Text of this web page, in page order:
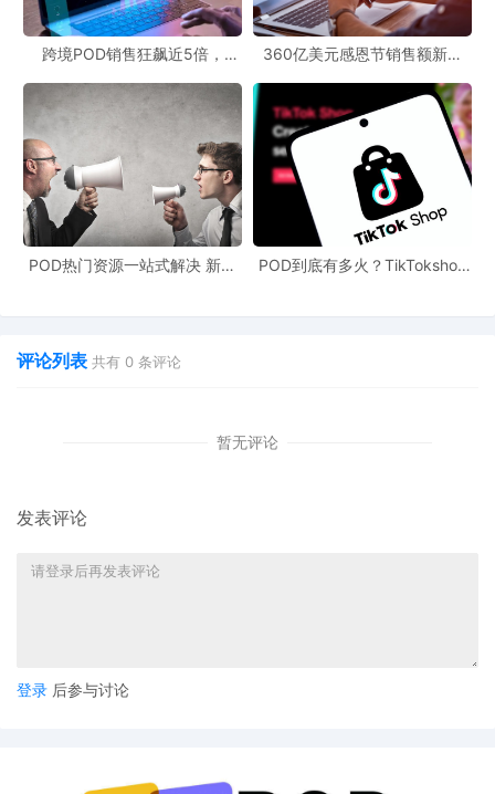
跨境POD销售狂飙近5倍，
360亿美元感恩节销售额新纪
新风潮！
POD热门资源一站式解决 新手
POD到底有多火？TikTokshop
评论列表 共有 0 条评论
暂无评论
发表评论
登录 后参与讨论